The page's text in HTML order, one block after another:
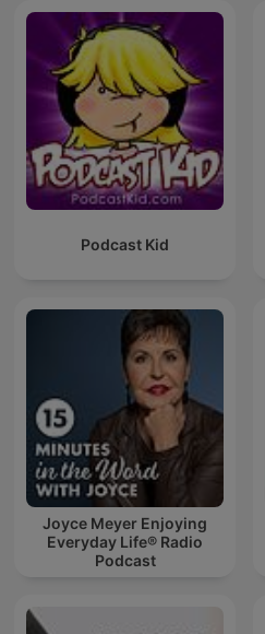
Podcast Kid
Joyce Meyer Enjoying
Everyday Life® Radio
Podcast